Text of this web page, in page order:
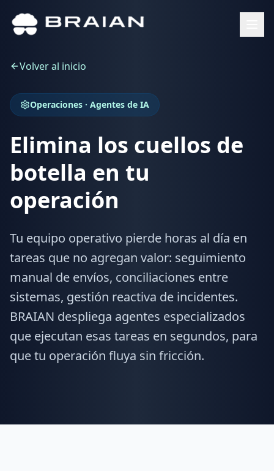
Volver al inicio
Operaciones · Agentes de IA
Elimina los cuellos de
botella en tu
operación
Tu equipo operativo pierde horas al día en
tareas que no agregan valor: seguimiento
manual de envíos, conciliaciones entre
sistemas, gestión reactiva de incidentes.
BRAIAN despliega agentes especializados
que ejecutan esas tareas en segundos, para
que tu operación fluya sin fricción.